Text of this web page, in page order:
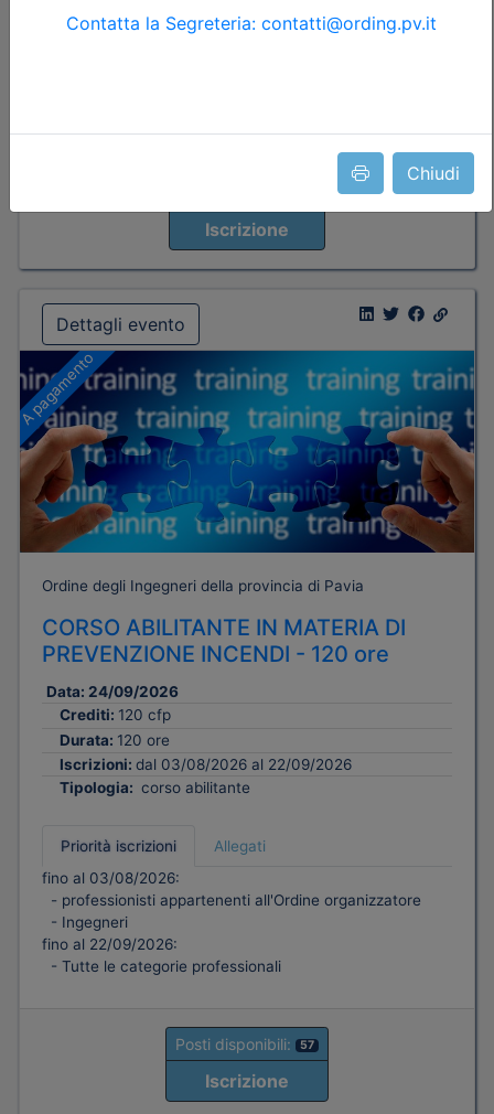
Chiudi
fino al 29/07/2026:
Iscrizione
Dettagli evento
A pagamento
Ordine degli Ingegneri della provincia di Pavia
CORSO ABILITANTE IN MATERIA DI
PREVENZIONE INCENDI - 120 ore
Data: 24/09/2026
Crediti: 120 cfp
Durata: 120 ore
Iscrizioni: dal 03/08/2026 al 22/09/2026
Tipologia: corso abilitante
Priorità iscrizioni
Allegati
fino al 03/08/2026:
- professionisti appartenenti all'Ordine organizzatore
- Ingegneri
fino al 22/09/2026:
- Tutte le categorie professionali
Posti disponibili: 57
Iscrizione